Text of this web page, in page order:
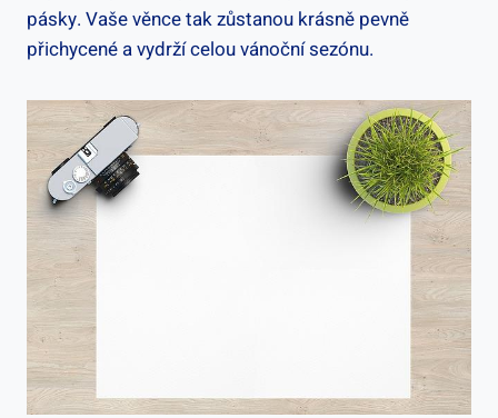
pásky. Vaše věnce tak⁤ zůstanou krásně pevně
přichycené a vydrží celou vánoční sezónu.